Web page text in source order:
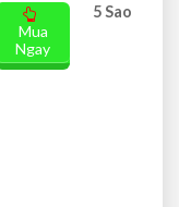
Mua
Ngay
5 Sao